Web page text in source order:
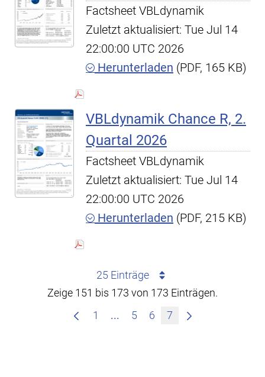
Factsheet VBLdynamik
Zuletzt aktualisiert: Tue Jul 14
22:00:00 UTC 2026
Herunterladen (PDF, 165 KB)
VBLdynamik Chance R, 2.
Quartal 2026
Factsheet VBLdynamik
Zuletzt aktualisiert: Tue Jul 14
22:00:00 UTC 2026
Herunterladen (PDF, 215 KB)
25 Einträge
Zeige 151 bis 173 von 173 Einträgen.
1
... Zwischenseiten Navigieren
5 6 7